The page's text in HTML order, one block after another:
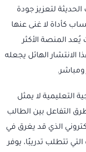
الحديثة لتعزيز جودة
كأداة لا غنى عنها
المنصة الأكثر
الهائل يجعله
التعليمية لا يمثل
التفاعل بين الطالب
الذي قد يغرق في
تتطلب تدريبًا، يوفر